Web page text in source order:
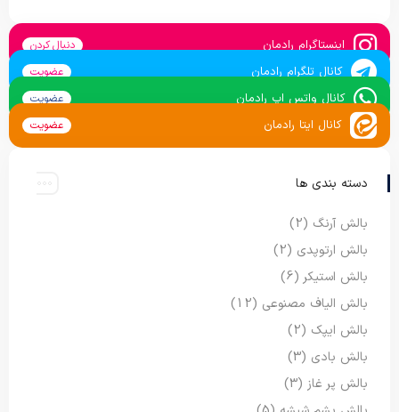
اینستاگرام رادمان دنبال کردن
کانال تلگرام رادمان عضویت
کانال واتس اپ رادمان عضویت
کانال ایتا رادمان عضویت
دسته بندی ها
بالش آرنگ (2)
بالش ارتوپدی (2)
بالش استیکر (6)
بالش الیاف مصنوعی (12)
بالش ایپک (2)
بالش بادی (3)
بالش پر غاز (3)